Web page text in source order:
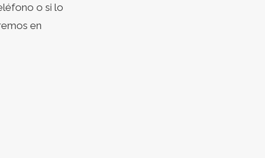
o si lo
en